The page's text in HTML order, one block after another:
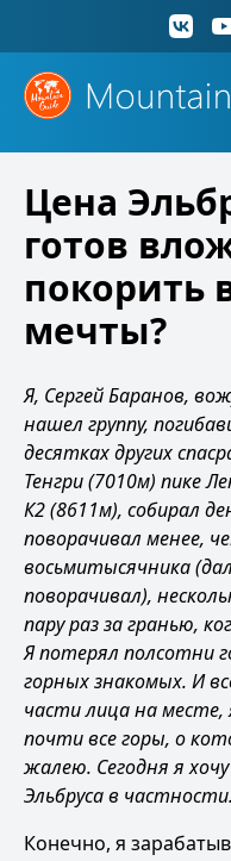
Цена
готов
покорить
мечты?
Я, Сергей Баранов,
нашел группу,
десятках других
Тенгри (7010м) пике
К2 (8611м), собирал
поворачивал менее,
восьмитысячника
поворачивал),
пару раз за гранью,
Я потерял полсотни
горных знакомых. И
части лица на месте,
почти все горы, о
жалею. Сегодня я
Эльбруса в частности.
Конечно, я